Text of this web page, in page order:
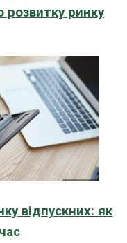
ринку
відпускних: як